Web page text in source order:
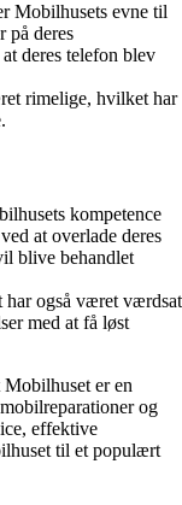
Mobilhusets evne til
på deres
deres telefon blev
rimelige, hvilket har
kompetence
at overlade deres
blive behandlet
har også været værdsat
med at få løst
Mobilhuset er en
og
effektive
til et populært